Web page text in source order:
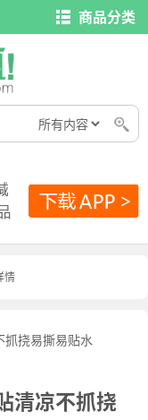
商品分类
情
清凉不抓挠